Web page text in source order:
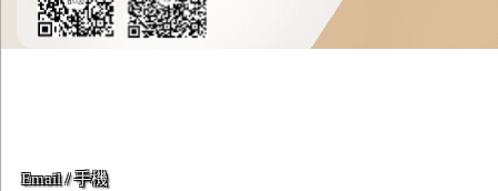
Email / 手機